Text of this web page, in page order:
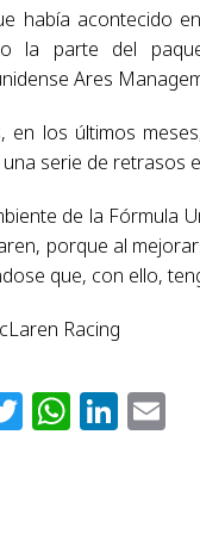
había acontecido
la parte del
Ares
en los últimos
serie de retrasos
de la Fórmula
porque al
que, con ello,
Racing
Twitter